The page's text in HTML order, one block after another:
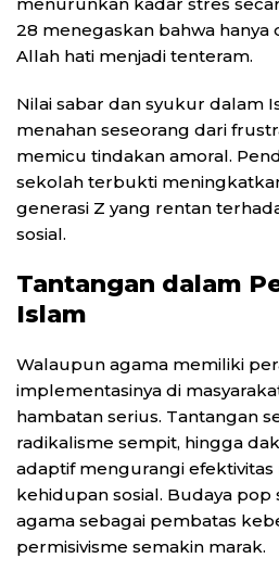
28 menegaskan bahwa
Allah hati menjadi tenteram.
Nilai sabar dan syukur dalam
menahan seseorang dari
memicu tindakan amoral.
sekolah terbukti
generasi Z yang rentan
sosial.
Tantangan dalam
Islam
Walaupun agama memiliki
implementasinya di
hambatan serius. Tantangan
radikalisme sempit, hingga
adaptif mengurangi efektivitas
kehidupan sosial. Budaya
agama sebagai pembatas
permisivisme semakin marak.